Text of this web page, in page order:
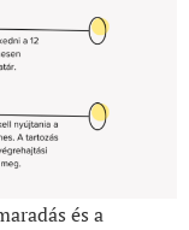
és a